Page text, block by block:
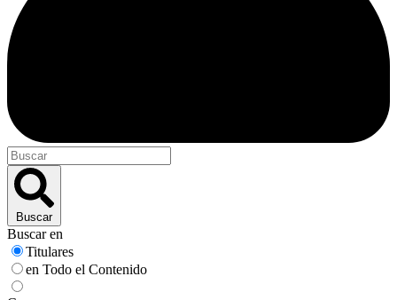
Buscar
Buscar en
Titulares
en Todo el Contenido